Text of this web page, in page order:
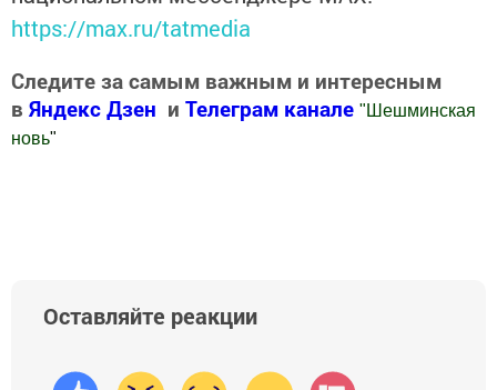
https://max.ru/tatmedia
Следите за самым важным и интересным
в Яндекс Дзен и Телеграм канале " Шешминская
новь"
Оставляйте реакции